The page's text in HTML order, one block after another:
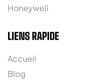
Honeywell
LIENS RAPIDE
Accueil
Blog